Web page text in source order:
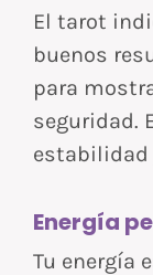
El tarot
buenos
para
seguridad.
estabilidad
Energía
Tu energía